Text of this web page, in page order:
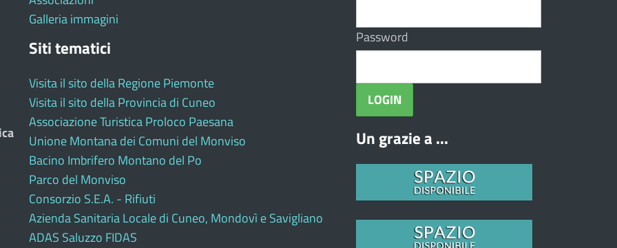
Galleria immagini
Siti tematici
Visita il sito della Regione Piemonte
Visita il sito della Provincia di Cuneo
Associazione Turistica Proloco Paesana
Unione Montana dei Comuni del Monviso
Bacino Imbrifero Montano del Po
Parco del Monviso
Consorzio S.E.A. - Rifiuti
Azienda Sanitaria Locale di Cuneo, Mondovì e Savigliano
ADAS Saluzzo FIDAS
Password
Un grazie a ...